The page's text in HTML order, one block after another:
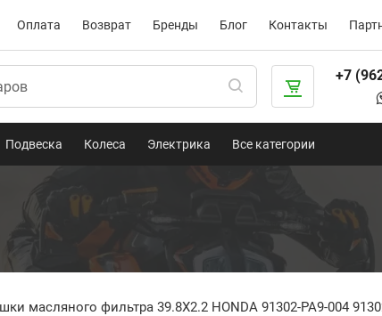
Оплата Возврат Бренды Блог Контакты
+7
Подвеска Колеса Электрика Все категории
масляного фильтра 39.8X2.2 HONDA 91302-PA9-004